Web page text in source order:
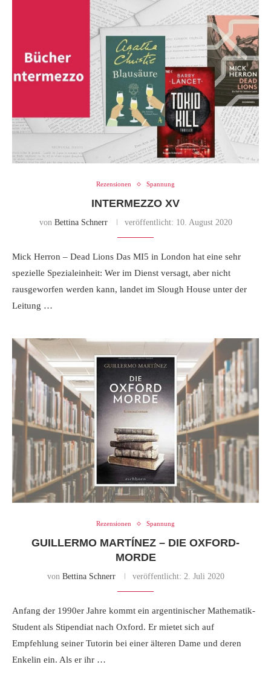
Rezensionen Spannung
INTERMEZZO XV
von Bettina Schnerr veröffentlicht: 10. August 2020
Mick Herron – Dead Lions Das MI5 in London hat eine sehr
spezielle Spezialeinheit: Wer im Dienst versagt, aber nicht
rausgeworfen werden kann, landet im Slough House unter der
Leitung …
Rezensionen Spannung
GUILLERMO MARTÍNEZ – DIE OXFORD-
MORDE
von Bettina Schnerr veröffentlicht: 2. Juli 2020
Anfang der 1990er Jahre kommt ein argentinischer Mathematik-
Student als Stipendiat nach Oxford. Er mietet sich auf
Empfehlung seiner Tutorin bei einer älteren Dame und deren
Enkelin ein. Als er ihr …